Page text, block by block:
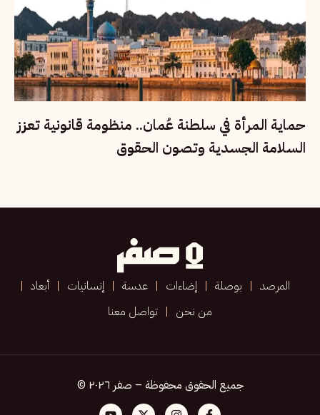
حماية المرأة في سلطنة عُمان.. منظومة قانونية تعزز
السلامة الجسدية وتصون الحقوق
المرصد بوصلة إضاءات عدسة إنسانيات
أبعاد
من نحن
تواصل معنا
جميع الحقوق محفوظة – صفر ٢٠٢٦ ©